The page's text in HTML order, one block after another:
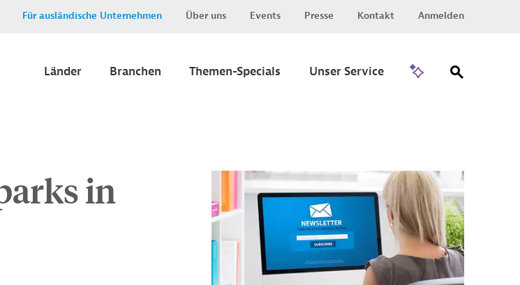
Für ausländische Unternehmen Über uns Events Presse Kontakt Anmelden
Länder Branchen Themen-Specials Unser Service
in